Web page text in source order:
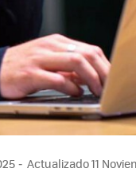
Actualizado 11